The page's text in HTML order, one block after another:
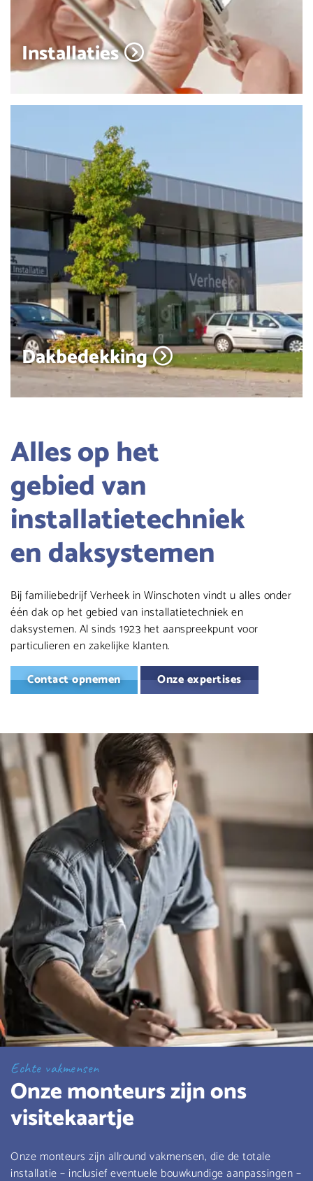
Installaties
Dakbedekking
Alles op het
gebied van
installatietechniek
en daksystemen
Bij familiebedrijf Verheek in Winschoten vindt u alles onder
één dak op het gebied van installatietechniek en
daksystemen. Al sinds 1923 het aanspreekpunt voor
particulieren en zakelijke klanten.
Contact opnemen
Onze expertises
Echte vakmensen
Onze monteurs zijn ons
visitekaartje
Onze monteurs zijn allround vakmensen, die de totale
installatie – inclusief eventuele bouwkundige aanpassingen –